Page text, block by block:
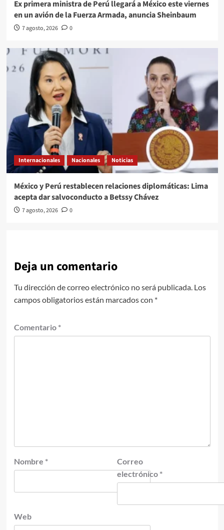
Ex primera ministra de Perú llegará a México este viernes
en un avión de la Fuerza Armada, anuncia Sheinbaum
7 agosto, 2026 0
Internacionales Nacionales Noticias
México y Perú restablecen relaciones diplomáticas: Lima
acepta dar salvoconducto a Betssy Chávez
7 agosto, 2026 0
Deja un comentario
Tu dirección de correo electrónico no será publicada. Los
campos obligatorios están marcados con *
Comentario *
Nombre *
Correo
electrónico *
Web